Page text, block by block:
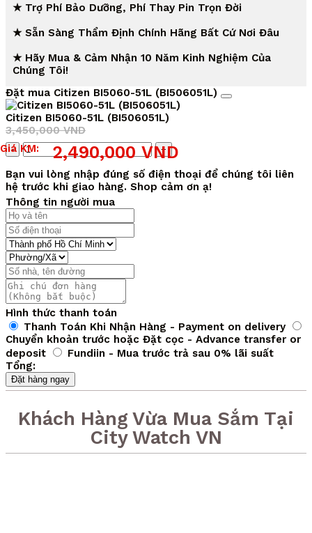
★ Trợ Phí Bảo Dưỡng, Phí Thay Pin Trọn Đời
★ Sẵn Sàng Thẩm Định Chính Hãng Bất Cứ Nơi Đâu
★ Hãy Mua & Cảm Nhận 10 Năm Kinh Nghiệm Của
Chúng Tôi!
Đặt mua Citizen BI5060-51L (BI506051L)
Citizen BI5060-51L (BI506051L)
3,450,000VND
Giá
gốc
là:
3,450,000 VND.
2,490,000VND
Giá
hiện
tại
là:
2,490,000 VND.
Giá KM:
Số
lượng
Bạn vui lòng nhập đúng số điện thoại để chúng tôi liên
hệ trước khi giao hàng. Shop cảm ơn ạ!
Thông tin người mua
Hình thức thanh toán
Thanh Toán Khi Nhận Hàng - Payment on delivery
Chuyển khoản trước hoặc Đặt cọc - Advance transfer or
deposit
Fundiin - Mua trước trả sau 0% lãi suất
Tổng:
Đặt hàng ngay
Khách Hàng Vừa Mua Sắm Tại
City Watch VN